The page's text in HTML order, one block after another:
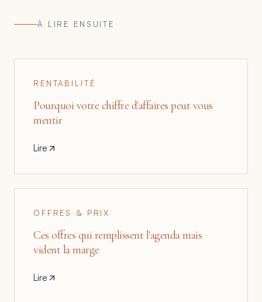
À LIRE ENSUITE
RENTABILITÉ
Pourquoi votre chiffre d'affaires peut vous
mentir
Lire
OFFRES & PRIX
Ces offres qui remplissent l'agenda mais
vident la marge
Lire